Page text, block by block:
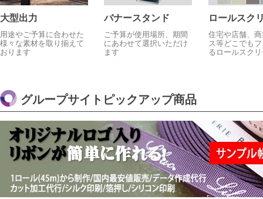
大型出力
用途やご予算に合わせた
様々な素材を取り揃えて
おります
バナースタンド
ご予算が使用場所、期間
にあわせて選択いただけ
ます
ロールスク
住宅や店舗、
ス等どこでも
るロールスク
グループサイトピックアップ商品